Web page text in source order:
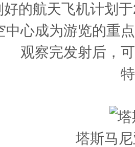
的航天飞机计划
中心成为游览的重
观察完发射后，
塔斯马